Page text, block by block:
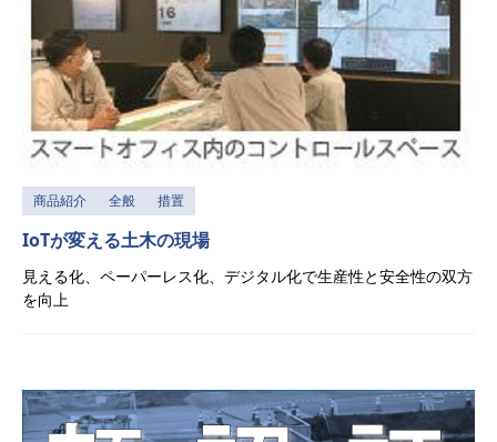
商品紹介 全般 措置
IoTが変える土木の現場
見える化、ペーパーレス化、デジタル化で生産性と安全性の双方
を向上